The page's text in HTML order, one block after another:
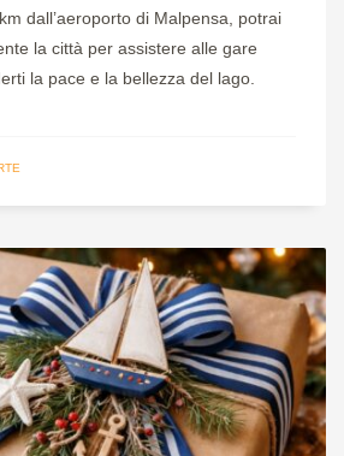
dall’aeroporto di Malpensa, potrai
la città per assistere alle gare
la pace e la bellezza del lago.